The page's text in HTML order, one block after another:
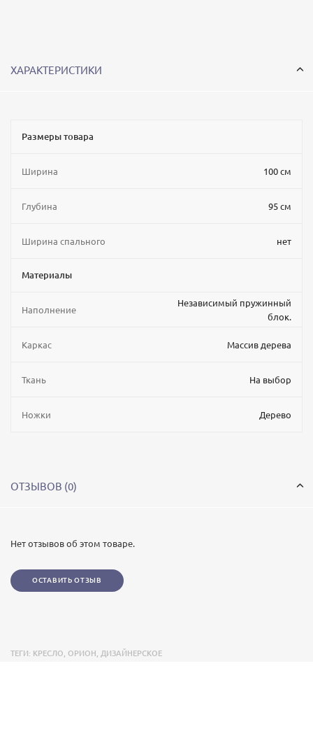
ХАРАКТЕРИСТИКИ
Размеры товара
Ширина 100 см
Глубина 95 см
Ширина спального нет
Материалы
Наполнение
Независимый пружинный
блок.
Каркас Массив дерева
Ткань На выбор
Ножки Дерево
ОТЗЫВОВ (0)
Нет отзывов об этом товаре.
ОСТАВИТЬ ОТЗЫВ
ТЕГИ: КРЕСЛО ОРИОН ДИЗАЙНЕРСКОЕ